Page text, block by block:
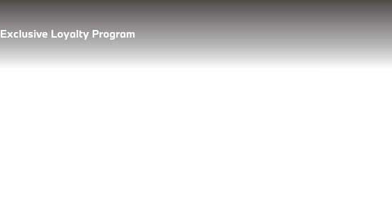
Exclusive Loyalty Program